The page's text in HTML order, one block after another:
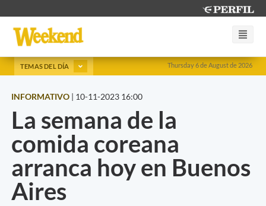
Thursday 6 de August de 2026
TEMAS DEL DÍA
INFORMATIVO | 10-11-2023 16:00
La semana de la
comida coreana
arranca hoy en Buenos
Aires